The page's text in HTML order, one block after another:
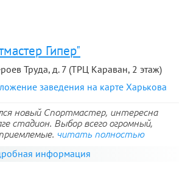
Гипер"
Труда, д. 7 (ТРЦ Караван, 2 этаж)
заведения на карте Харькова
новый Спортмастер, интересна
стадион. Выбор всего огромный,
читать полностью
информация